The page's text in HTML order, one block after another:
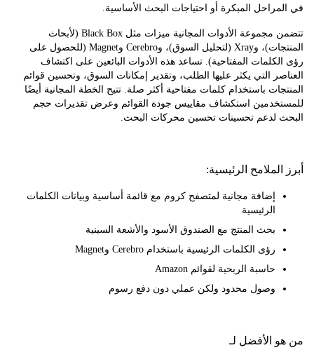
المبكرة أو احتياجات البحث الأساسية.
تتضمن مجموعة الأدوات المجانية ميزات مثل Black Box (لأبحاث
المنتجات)، وXray (لتحليل السوق)، وCerebro وMagnet (للحصول على
المفتاحية). تساعد هذه الأدوات البائعين على اكتشاف
التي يكثر عليها الطلب، وتقدير إمكانات السوق، وتحسين قوائم
باستخدام كلمات مفتاحية أكثر صلة. تتيح الخطة المجانية أيضًا
استكشاف مقاييس جودة القوائم وعرض تقديرات حجم
لدعم تحسينات تحسين محركات البحث.
الرئيسية:
إضافة مجانية لمتصفح كروم مع قائمة أساسية وبيانات الكلمات
بحث المنتج مع الصندوق الأسود والأشعة السينية
رؤى الكلمات الرئيسية باستخدام Cerebro وMagnet
حاسبة الربحية لقوائم Amazon
وصول محدود ولكن عملي دون دفع رسوم
الأفضل لـ